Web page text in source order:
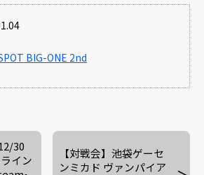
BIG-ONE 2nd
30
イン
【対戦会】池袋ゲーセ
ンミカド ヴァンパイア